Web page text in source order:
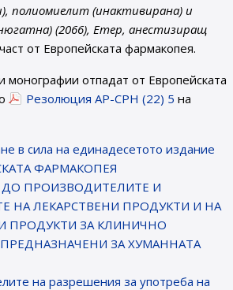
полиомиелит (инактивирана) и
(2066), Етер, анестизиращ
от Европейската фармакопея.
отпадат от Европейската
Резолюция AP-CPH (22) 5 на
в сила на единадесетото издание
ФАРМАКОПЕЯ
ПРОИЗВОДИТЕЛИТЕ И
НА ЛЕКАРСТВЕНИ ПРОДУКТИ И НА
ПРОДУКТИ ЗА КЛИНИЧНО
ЗА ХУМАННАТА
на разрешения за употреба на